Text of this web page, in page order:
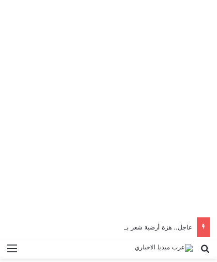
عاجل.. هزة أرضية شعر بها سكان إسطنبول
بحث عن